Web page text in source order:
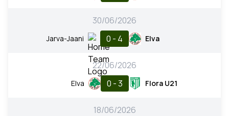
30/06/2026
Jarva-Jaani 0 - 4 Elva
22/06/2026
Elva 0 - 3 Flora U21
18/06/2026